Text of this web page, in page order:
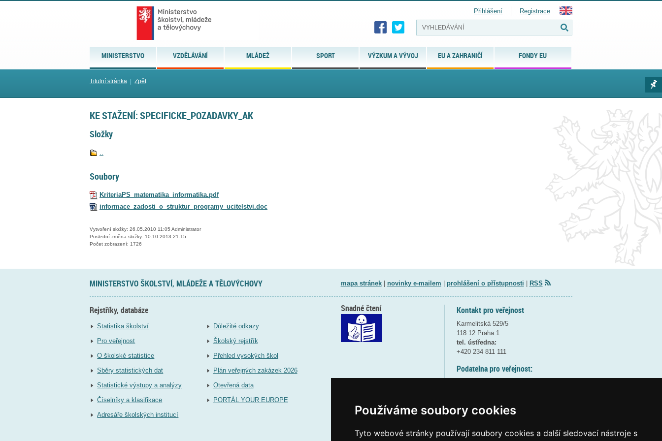
Používáme soubory cookies
Tyto webové stránky používají soubory cookies a další sledovací nástroje s
MINISTERSTVO VZDĚLÁVÁNÍ MLÁDEŽ SPORT VÝZKUM A VÝVOJ EU A ZAHRANIČÍ FONDY EU
Přihlášení Registrace
Titulní stránka Zpět
KE STAŽENÍ: SPECIFICKE_POZADAVKY_AK
Složky
..
Soubory
KriteriaPS_matematika_informatika.pdf
informace_zadosti_o_struktur_programy_ucitelstvi.doc
Vytvoření složky: 26.05.2010 11:05 Administrator
Poslední změna složky: 10.10.2013 21:15
Počet zobrazení: 1726
MINISTERSTVO ŠKOLSTVÍ, MLÁDEŽE A TĚLOVÝCHOVY mapa stránek| novinky e-mailem prohlášení o přístupnosti RSS
Rejstříky, databáze
Statistika školství
Pro veřejnost
O školské statistice
Sběry statistických dat
Statistické výstupy a analýzy
Číselníky a klasifikace
Adresáře školských institucí
Důležité odkazy
Školský rejstřík
Přehled vysokých škol
Plán veřejných zakázek 2026
Otevřená data
PORTÁL YOUR EUROPE
Kontakt pro veřejnost
Karmelitská 529/5
118 12 Praha 1
tel. ústředna:
+420 234 811 111
Podatelna pro veřejnost:
(více informací
Snadné čtení